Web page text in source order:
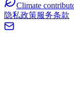
Climate
隐私政策服务条款